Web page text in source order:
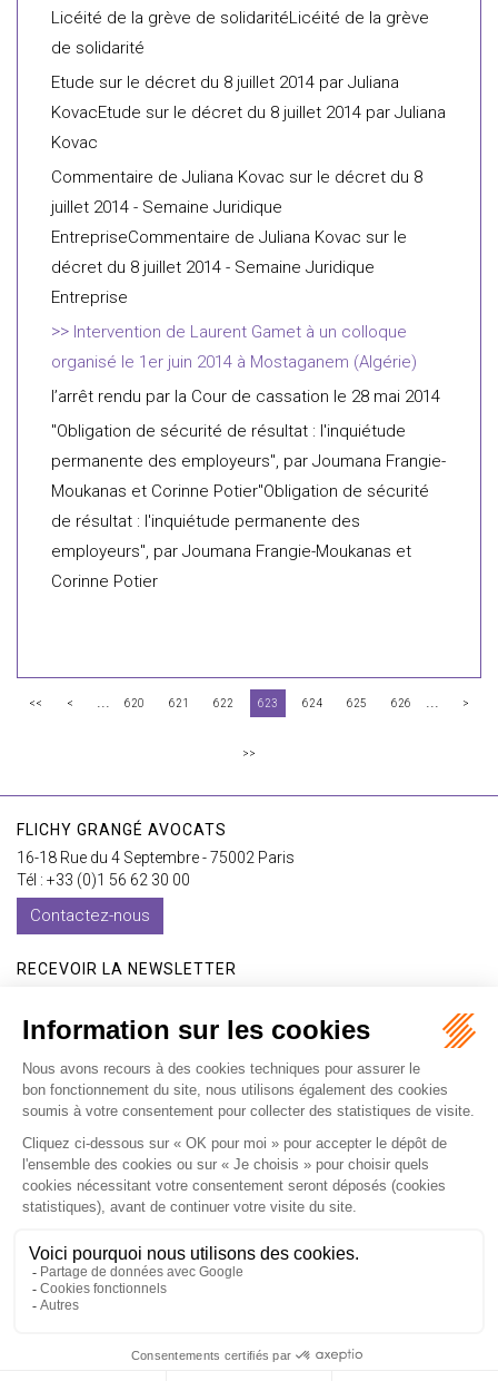
Licéité de la grève de solidaritéLicéité de la grève
de solidarité
Etude sur le décret du 8 juillet 2014 par Juliana
KovacEtude sur le décret du 8 juillet 2014 par Juliana
Kovac
Commentaire de Juliana Kovac sur le décret du 8
juillet 2014 - Semaine Juridique
EntrepriseCommentaire de Juliana Kovac sur le
décret du 8 juillet 2014 - Semaine Juridique
Entreprise
Intervention de Laurent Gamet à un colloque
organisé le 1er juin 2014 à Mostaganem (Algérie)
l’arrêt rendu par la Cour de cassation le 28 mai 2014
"Obligation de sécurité de résultat : l'inquiétude
permanente des employeurs", par Joumana Frangie-
Moukanas et Corinne Potier"Obligation de sécurité
de résultat : l'inquiétude permanente des
employeurs", par Joumana Frangie-Moukanas et
Corinne Potier
<< < ... 620 621 622 623 624 625 626 ... >
>>
FLICHY GRANGÉ AVOCATS
16-18 Rue du 4 Septembre - 75002 Paris
Tél : +33 (0)1 56 62 30 00
Contactez-nous
RECEVOIR LA NEWSLETTER
Je m'inscris
Accueil Expertises Les formations International Avocats Cabinet Vidéos
Recrutement
Mentions légales
Politique de confidentialité